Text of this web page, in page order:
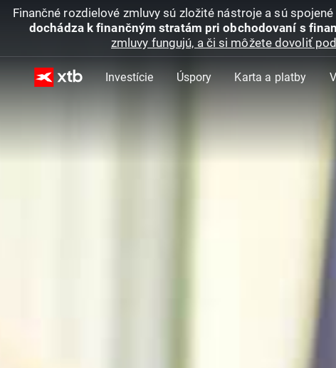
Finančné rozdielové zmluvy sú zložité nástroje a sú
dochádza k finančným stratám pri obchodovaní s
zmluvy fungujú, a či si môžete dovoliť
Investície Úspory Karta a platby